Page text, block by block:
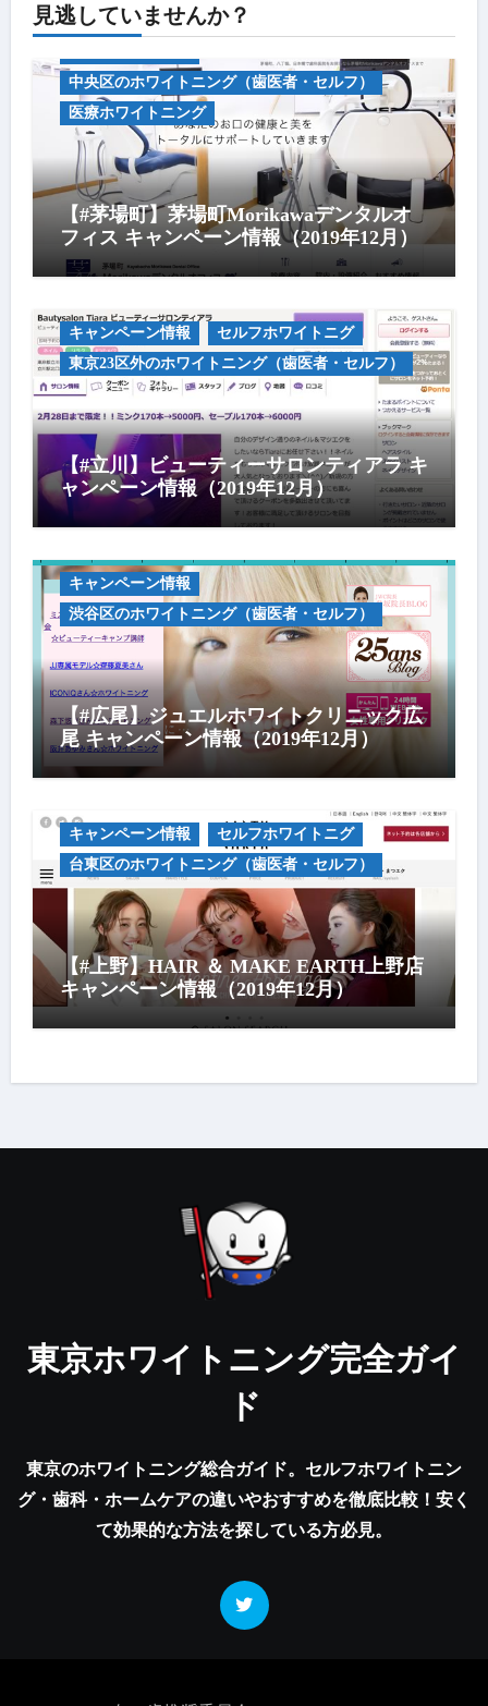
見逃していませんか？
中央区のホワイトニング（歯医者・セルフ）
医療ホワイトニング
【#茅場町】茅場町Morikawaデンタルオ
フィス キャンペーン情報（2019年12月）
キャンペーン情報
セルフホワイトニグ
東京23区外のホワイトニング（歯医者・セルフ）
【#立川】ビューティーサロンティアラ キ
ャンペーン情報（2019年12月）
キャンペーン情報
渋谷区のホワイトニング（歯医者・セルフ）
【#広尾】ジュエルホワイトクリニック広
尾 キャンペーン情報（2019年12月）
キャンペーン情報
セルフホワイトニグ
台東区のホワイトニング（歯医者・セルフ）
【#上野】HAIR ＆ MAKE EARTH上野店
キャンペーン情報（2019年12月）
東京ホワイトニング完全ガイ
ド
東京のホワイトニング総合ガイド。セルフホワイトニン
グ・歯科・ホームケアの違いやおすすめを徹底比較！安く
て効果的な方法を探している方必見。